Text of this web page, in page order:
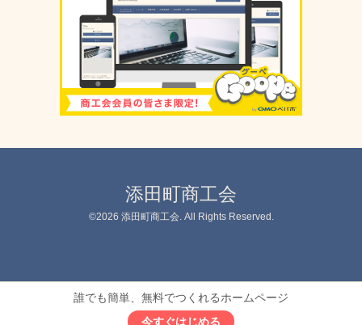
添田町商工会
©2026 添田町商工会. All Rights Reserved.
誰でも簡単、無料でつくれるホームページ
今すぐはじめる